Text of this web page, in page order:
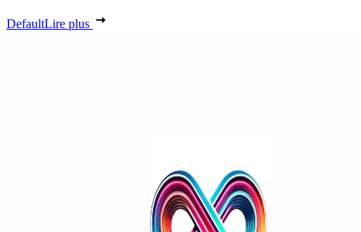
DefaultLire plus